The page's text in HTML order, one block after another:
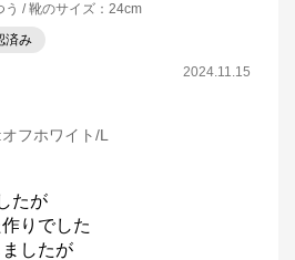
う 靴のサイズ ： 24cm
済み
2024.11.15
オフホワイト/L
たが
りでした
したが